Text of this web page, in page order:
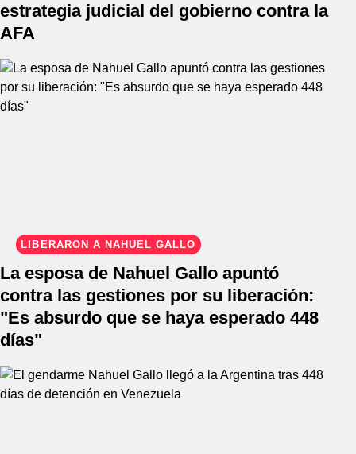
estrategia judicial del gobierno contra la
AFA
LIBERARON A NAHUEL GALLO
La esposa de Nahuel Gallo apuntó
contra las gestiones por su liberación:
"Es absurdo que se haya esperado 448
días"